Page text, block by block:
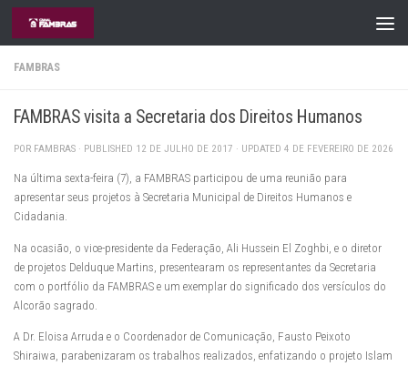
Skip to content
FAMBRAS
FAMBRAS visita a Secretaria dos Direitos Humanos
POR FAMBRAS · PUBLISHED 12 DE JULHO DE 2017 · UPDATED 4 DE FEVEREIRO DE 2026
Na última sexta-feira (7), a FAMBRAS participou de uma reunião para
apresentar seus projetos à Secretaria Municipal de Direitos Humanos e
Cidadania.
Na ocasião, o vice-presidente da Federação, Ali Hussein El Zoghbi, e o diretor
de projetos Delduque Martins, presentearam os representantes da Secretaria
com o portfólio da FAMBRAS e um exemplar do significado dos versículos do
Alcorão sagrado.
A Dr. Eloisa Arruda e o Coordenador de Comunicação, Fausto Peixoto
Shiraiwa, parabenizaram os trabalhos realizados, enfatizando o projeto Islam